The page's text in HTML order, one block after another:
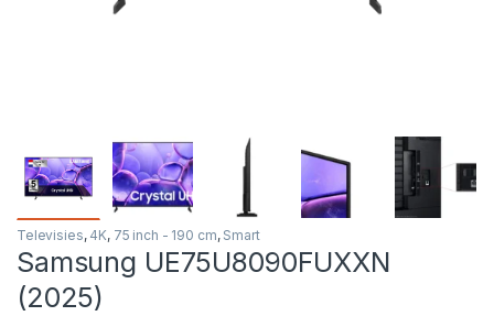
Televisies, 4K, 75 inch - 190 cm, Smart
Samsung UE75U8090FUXXN
(2025)